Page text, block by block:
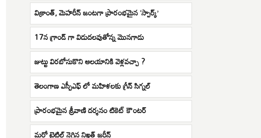
విక్రాంత్, మెహ‌రీన్ జంట‌గా ప్రారంభమైన ‘స్పార్క్’
17న గ్రాండ్ గా విడుద‌ల‌వుతోన్న మొన‌గాడు
జుట్టు విరబోసుకొని ఆలయానికి వెళ్లవచ్చా ?
తెలంగాణ ఎస్పీఎఫ్ లో మహిళలకు గ్రీన్ సిగ్నల్
ప్రారంభమైన శ్రీవాణి దర్శనం టికెట్ కౌంటర్
మరో టైటిల్ నెగ్గిన నిఖత్ జరీన్